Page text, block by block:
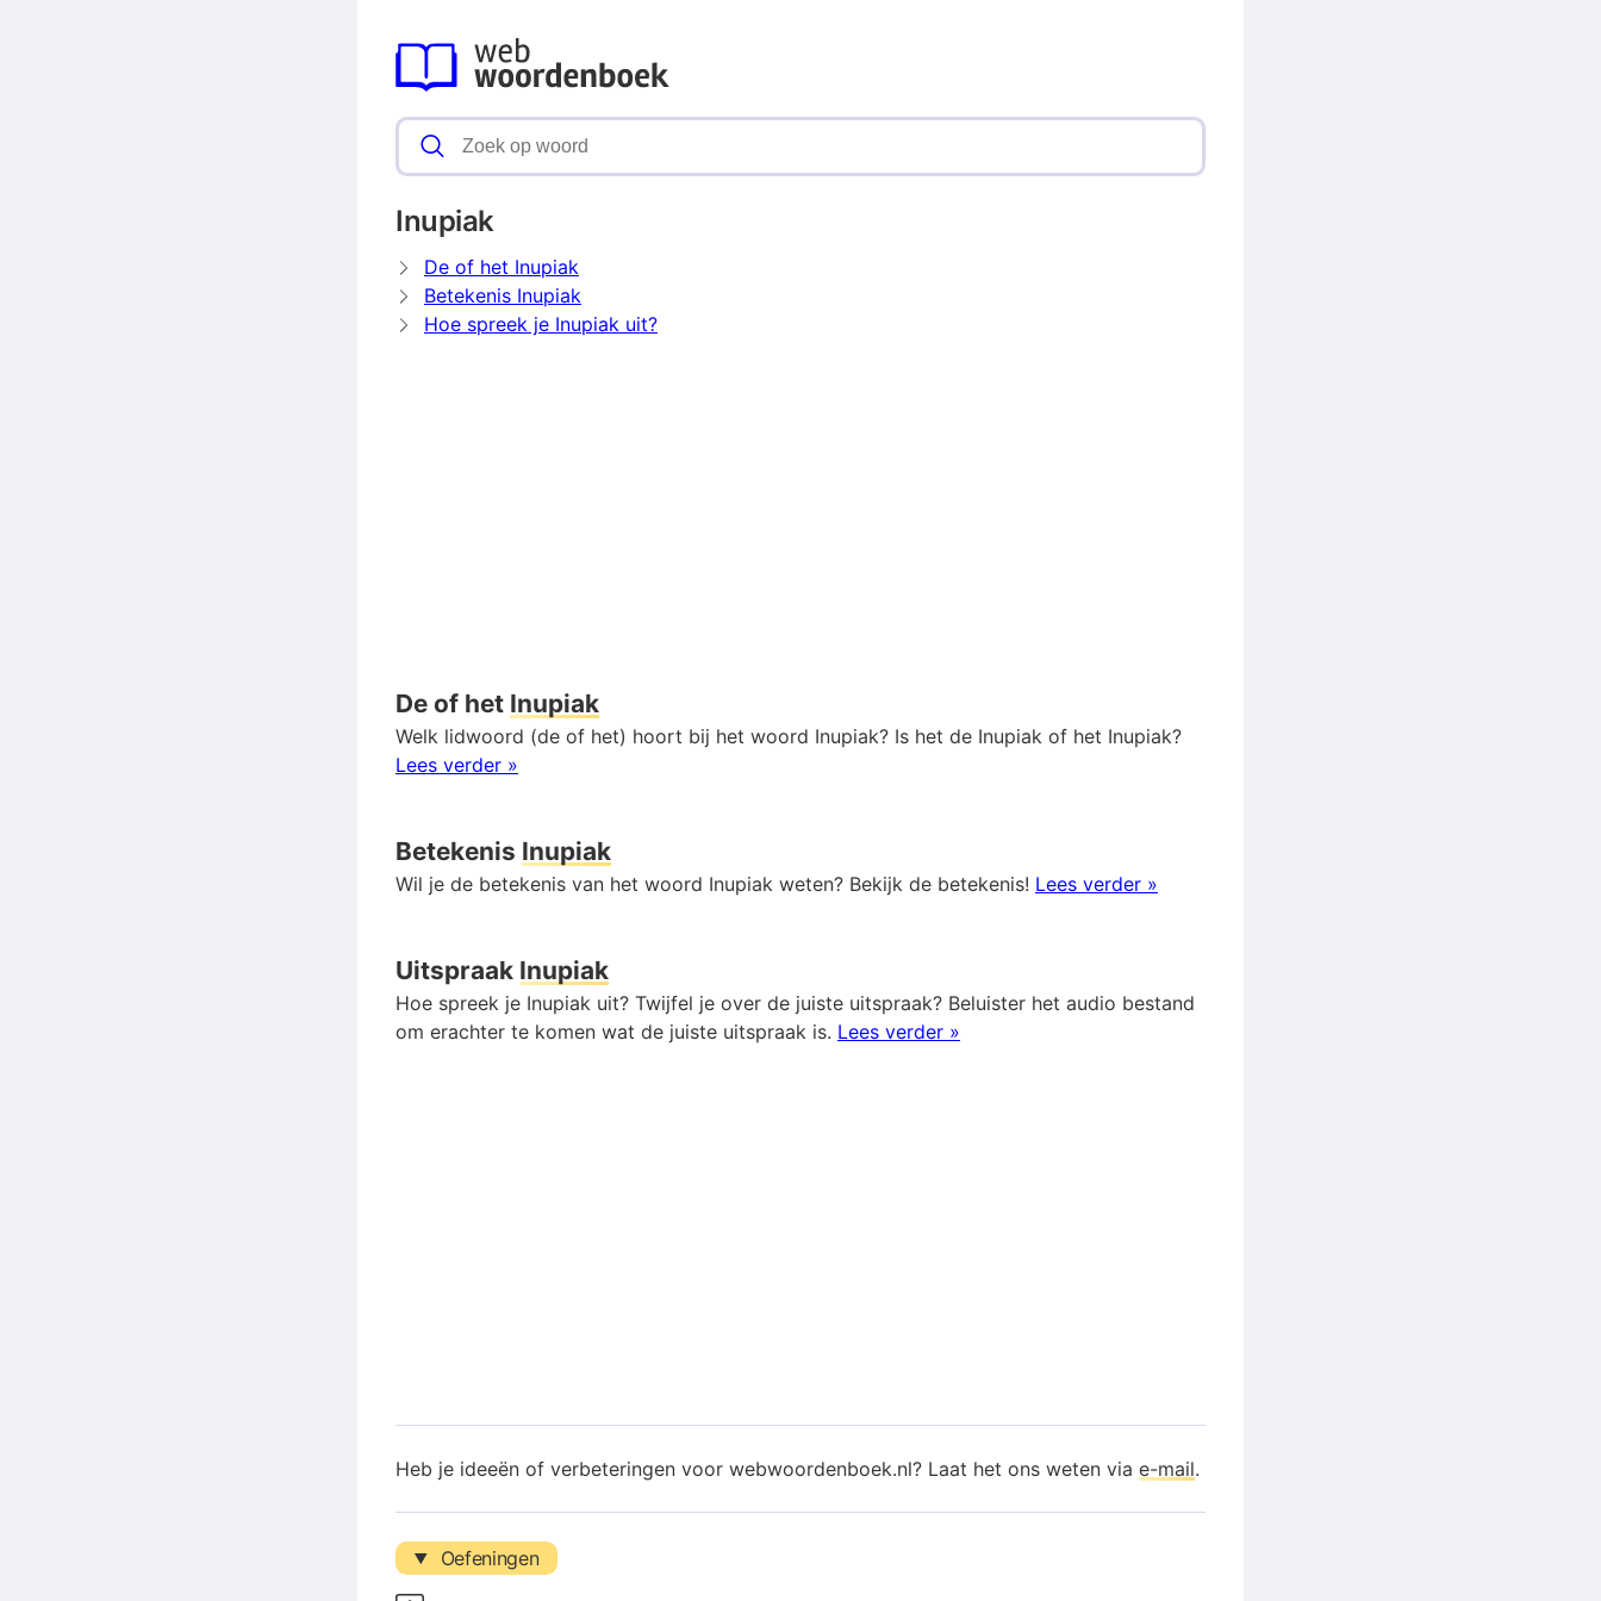
Inupiak
De of het Inupiak
Betekenis Inupiak
Hoe spreek je Inupiak uit?
De of het Inupiak
Welk lidwoord (de of het) hoort bij het woord Inupiak? Is het de Inupiak of het Inupiak?
Lees verder »
Betekenis Inupiak
Wil je de betekenis van het woord Inupiak weten? Bekijk de betekenis! Lees verder »
Uitspraak Inupiak
Hoe spreek je Inupiak uit? Twijfel je over de juiste uitspraak? Beluister het audio bestand
om erachter te komen wat de juiste uitspraak is. Lees verder »
Heb je ideeën of verbeteringen voor webwoordenboek.nl? Laat het ons weten via e-mail.
Oefeningen